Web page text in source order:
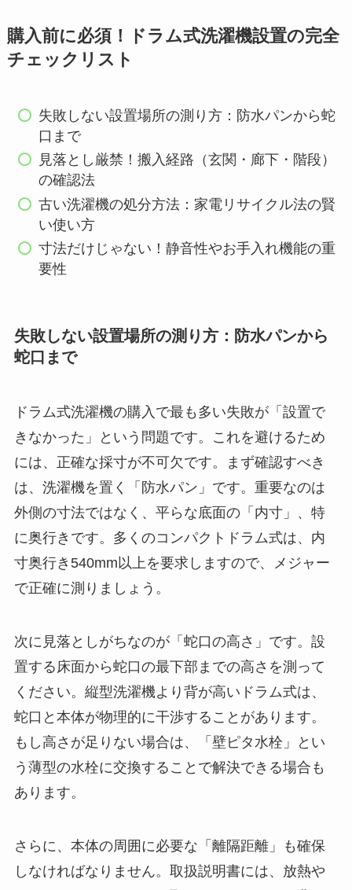
購入前に必須！ドラム式洗濯機設置の完全
チェックリスト
失敗しない設置場所の測り方：防水パンから蛇
口まで
見落とし厳禁！搬入経路（玄関・廊下・階段）
の確認法
古い洗濯機の処分方法：家電リサイクル法の賢
い使い方
寸法だけじゃない！静音性やお手入れ機能の重
要性
失敗しない設置場所の測り方：防水パンから
蛇口まで
ドラム式洗濯機の購入で最も多い失敗が「設置で
きなかった」という問題です。これを避けるため
には、正確な採寸が不可欠です。まず確認すべき
は、洗濯機を置く「防水パン」です。重要なのは
外側の寸法ではなく、平らな底面の「内寸」、特
に奥行きです。多くのコンパクトドラム式は、内
寸奥行き540mm以上を要求しますので、メジャー
で正確に測りましょう。
次に見落としがちなのが「蛇口の高さ」です。設
置する床面から蛇口の最下部までの高さを測って
ください。縦型洗濯機より背が高いドラム式は、
蛇口と本体が物理的に干渉することがあります。
もし高さが足りない場合は、「壁ピタ水栓」とい
う薄型の水栓に交換することで解決できる場合も
あります。
さらに、本体の周囲に必要な「離隔距離」も確保
しなければなりません。取扱説明書には、放熱や